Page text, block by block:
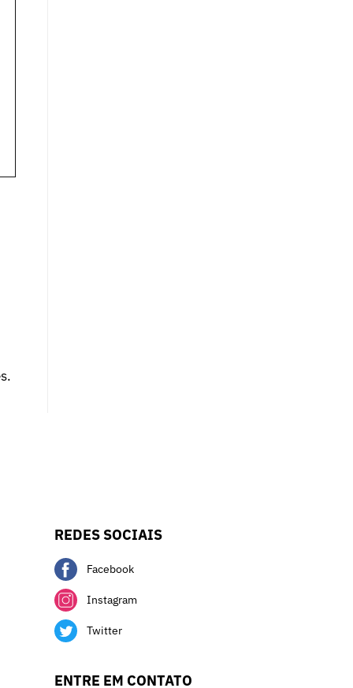
REDES SOCIAIS
Facebook
Instagram
Twitter
ENTRE EM CONTATO